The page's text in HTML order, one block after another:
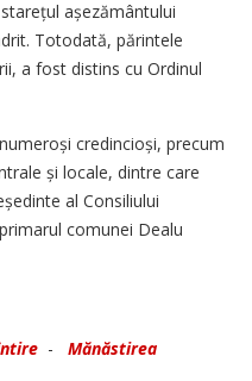
așezământului
Totodată, părintele
a fost distins cu Ordinul
credincioși, precum
și locale, dintre care
al Consiliului
­comunei ­Dealu
- Mănăstirea